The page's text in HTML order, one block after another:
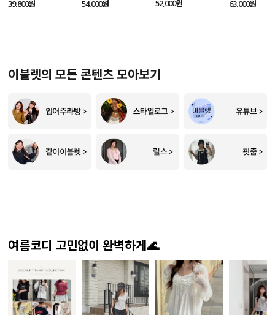
39,800원 54,000원 52,000원 63,000원
이블렛의 모든 콘텐츠 모아보기
여름코디 고민없이 완벽하게🌊